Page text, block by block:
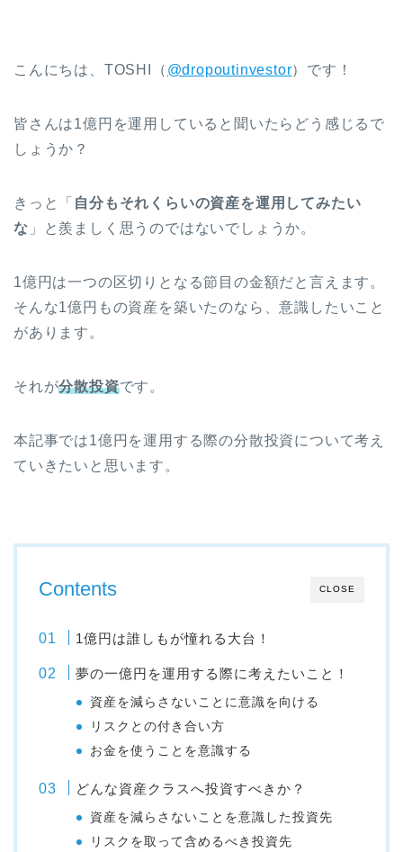
こんにちは、TOSHI（ @dropoutinvestor）です！
皆さんは1億円を運用していると聞いたらどう感じるで
しょうか？
きっと「 自分もそれくらいの資産を運用してみたい
な 」と羨ましく思うのではないでしょうか。
1億円は一つの区切りとなる節目の金額だと言えます。
そんな1億円もの資産を築いたのなら、意識したいこと
があります。
それが分散投資です。
本記事では1億円を運用する際の分散投資について考え
ていきたいと思います。
CLOSE
Contents
1億円は誰しもが憧れる大台！
夢の一億円を運用する際に考えたいこと！
資産を減らさないことに意識を向ける
リスクとの付き合い方
お金を使うことを意識する
どんな資産クラスへ投資すべきか？
資産を減らさないことを意識した投資先
リスクを取って含めるべき投資先